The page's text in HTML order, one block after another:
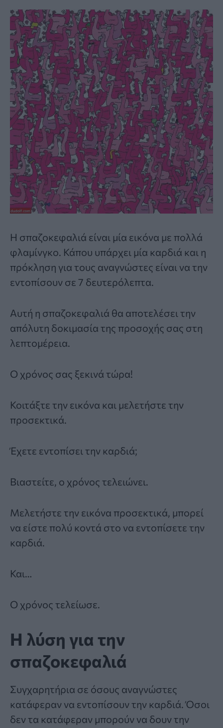
Η σπαζοκεφαλιά είναι μία εικόνα με πολλά
φλαμίνγκο. Κάπου υπάρχει μία καρδιά και η
πρόκληση για τους αναγνώστες είναι να την
εντοπίσουν σε 7 δευτερόλεπτα.
Αυτή η σπαζοκεφαλιά θα αποτελέσει την
απόλυτη δοκιμασία της προσοχής σας στη
λεπτομέρεια.
Ο χρόνος σας ξεκινά τώρα!
Κοιτάξτε την εικόνα και μελετήστε την
προσεκτικά.
Έχετε εντοπίσει την καρδιά;
Βιαστείτε, ο χρόνος τελειώνει.
Μελετήστε την εικόνα προσεκτικά, μπορεί
να είστε πολύ κοντά στο να εντοπίσετε την
καρδιά.
Και…
Ο χρόνος τελείωσε.
Η λύση για την
σπαζοκεφαλιά
Συγχαρητήρια σε όσους αναγνώστες
κατάφεραν να εντοπίσουν την καρδιά. Όσοι
δεν τα κατάφεραν μπορούν να δουν την